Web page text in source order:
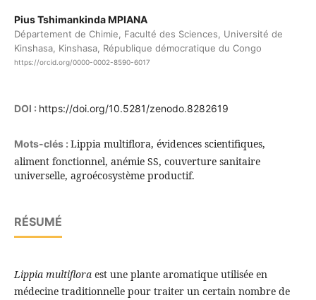
Pius Tshimankinda MPIANA
Département de Chimie, Faculté des Sciences, Université de
Kinshasa, Kinshasa, République démocratique du Congo
https://orcid.org/0000-0002-8590-6017
DOI : https://doi.org/10.5281/zenodo.8282619
Mots-clés : Lippia multiflora, évidences scientifiques,
aliment fonctionnel, anémie SS, couverture sanitaire
universelle, agroécosystème productif.
RÉSUMÉ
Lippia multifloraest une plante aromatique utilisée en
médecine traditionnelle pour traiter un certain nombre de